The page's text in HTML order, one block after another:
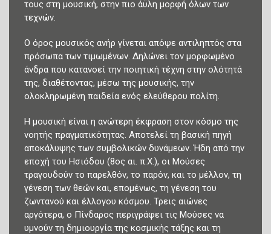
τους στη μουσική, στην πιο άϋλη μορφή όλων των
τεχνών.
Ο όρος μουσικός ανήρ γίνεται απόψε αντιληπτός στα
πρόσωπα των τιμωμένων. Δηλώνει τον μορφωμένο
άνδρα που κατανοεί την ποιητική τέχνη στην ολότητά
της, διαθέτοντας, μέσω της μουσικής, την
ολοκληρωμένη παιδεία ενός ελεύθερου πολίτη.
Η μουσική είναι η ανώτερη έκφραση στον κόσμο της
νοητής πραγματικότητας. Αποτελεί τη βασική πηγή
αποκάλυψης των συμβολικών δυνάμεων. Ήδη από την
εποχή του Ησιόδου (8ος αι. π.Χ.), οι Μούσες
τραγουδούν το παρελθόν, το παρόν, και το μέλλον, τη
γένεση των θεών και, επομένως, τη γένεση του
ζωντανού και έλλογου κόσμου. Τρεις αιώνες
αργότερα, ο Πίνδαρος περιγράφει τις Μούσες να
υμνούν τη δημιουργία της κοσμικής τάξης και τη